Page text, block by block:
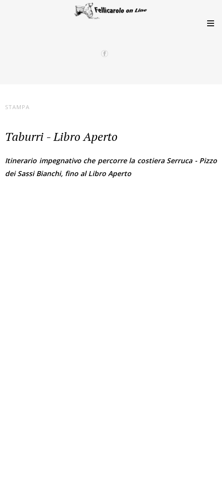
STAMPA
Taburri - Libro Aperto
Itinerario impegnativo che percorre la costiera Serruca - Pizzo
dei Sassi Bianchi, fino al Libro Aperto